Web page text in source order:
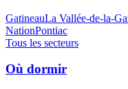
GatineauLa Vallée-de-la-
NationPontiac
Tous les secteurs
Où dormir